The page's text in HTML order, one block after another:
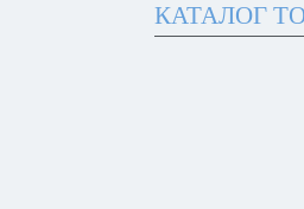
КАТАЛОГ